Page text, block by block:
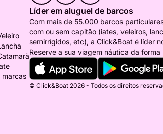
marcas
Líder em aluguel de barcos
Com mais de 55.000 barcos
com ou sem capitão (iates, veleiros,
semirrígidos, etc), a Click&Boat é líder
Reserve a sua viagem náutica da
© Click&Boat 2026 - Todos os direitos